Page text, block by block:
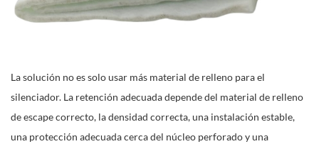
La solución no es solo usar más material de relleno para el
silenciador. La retención adecuada depende del material de relleno
de escape correcto, la densidad correcta, una instalación estable,
una protección adecuada cerca del núcleo perforado y una